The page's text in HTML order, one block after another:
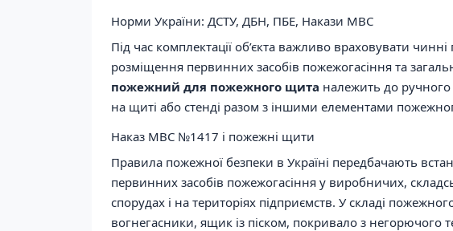
Норми України: ДСТУ, ДБН, ПБЕ, Накази МВС
Під час комплектації об’єкта важливо враховувати
розміщення первинних засобів пожежогасіння та
пожежний для пожежного щита належить до
на щиті або стенді разом з іншими елементами
Наказ МВС №1417 і пожежні щити
Правила пожежної безпеки в Україні передбачають
первинних засобів пожежогасіння у виробничих,
спорудах і на територіях підприємств. У складі
вогнегасники, ящик із піском, покривало з негорючого